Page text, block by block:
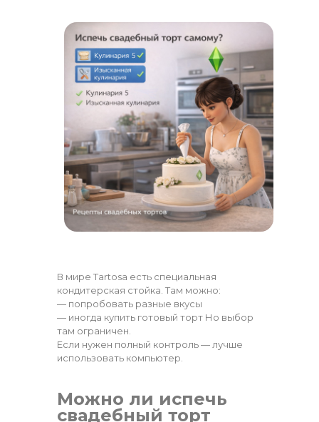
В мире Tartosa есть специальная
кондитерская стойка. Там можно:
— попробовать разные вкусы
— иногда купить готовый торт Но выбор
там ограничен.
Если нужен полный контроль — лучше
использовать компьютер.
Можно ли испечь
свадебный торт